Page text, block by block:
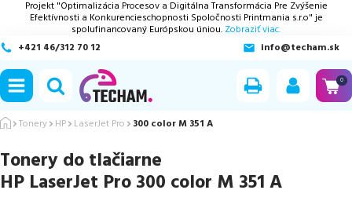
Projekt "Optimalizácia Procesov a Digitálna Transformácia Pre Zvýšenie
Efektívnosti a Konkurencieschopnosti Spoločnosti Printmania s.r.o" je
spolufinancovaný Európskou úniou. Zobraziť viac.
+421 46/312 70 12
info@techam.sk
0
Tonery HP LaserJet Pro 300 color M 351 A
Tonery do tlačiarne
HP LaserJet Pro 300 color M 351 A